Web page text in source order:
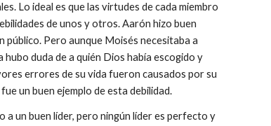
Lo ideal es que las virtudes de cada miembro
de unos y otros. Aarón hizo buen
público. Pero aunque Moisés necesitaba a
duda de a quién Dios había escogido y
errores de su vida fueron causados por su
un buen ejemplo de esta debilidad.
a un buen líder, pero ningún líder es perfecto y